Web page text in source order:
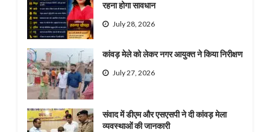
रहना होगा सावधान
July 28, 2026
कांवड़ मेले को लेकर नगर आयुक्त ने किया निरीक्षण
July 27, 2026
संवाद में डीएम और एसएसपी ने दी कांवड़ मेला
व्यवस्थाओं की जानकारी